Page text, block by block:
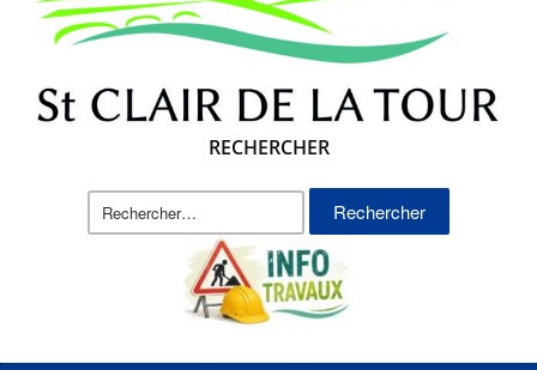
RECHERCHER
Rechercher :